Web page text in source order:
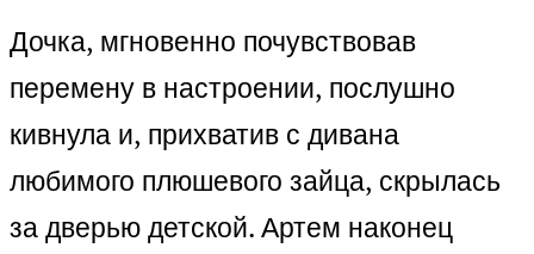
Дочка, мгновенно почувствовав
перемену в настроении, послушно
кивнула и, прихватив с дивана
любимого плюшевого зайца, скрылась
за дверью детской. Артем наконец